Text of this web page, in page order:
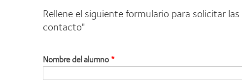
Rellene el siguiente formulario para solicitar
contacto"
Nombre del alumno